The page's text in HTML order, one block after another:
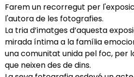
Farem un recorregut per
l'autora de les fotografies.
La tria d’imatges d’aquesta
mirada íntima a la família
una comunitat unida pel foc, per
que neixen des de dins.